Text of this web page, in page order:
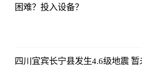
困难？投入设备？
四川宜宾长宁县发生4.6级地震